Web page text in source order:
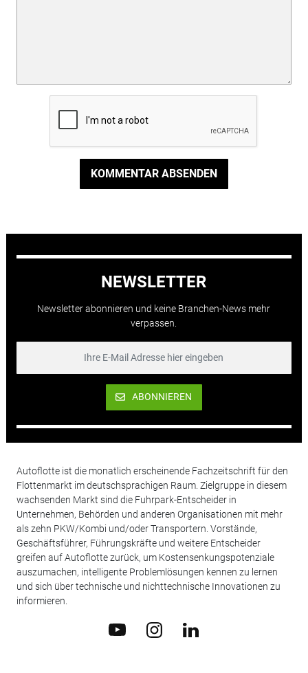
KOMMENTAR ABSENDEN
NEWSLETTER
Newsletter abonnieren und keine Branchen-News mehr
verpassen.
ABONNIEREN
Autoflotte ist die monatlich erscheinende Fachzeitschrift für den
Flottenmarkt im deutschsprachigen Raum. Zielgruppe in diesem
wachsenden Markt sind die Fuhrpark-Entscheider in
Unternehmen, Behörden und anderen Organisationen mit mehr
als zehn PKW/Kombi und/oder Transportern. Vorstände,
Geschäftsführer, Führungskräfte und weitere Entscheider
greifen auf Autoflotte zurück, um Kostensenkungspotenziale
auszumachen, intelligente Problemlösungen kennen zu lernen
und sich über technische und nichttechnische Innovationen zu
informieren.